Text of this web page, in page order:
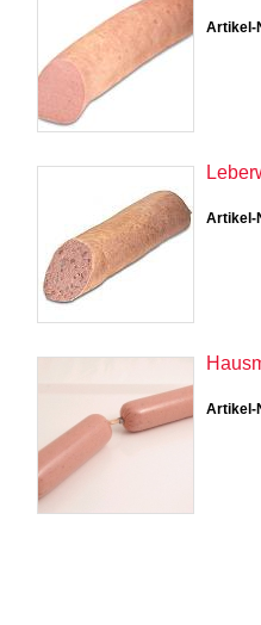
Artikel-
Artikel-
Artikel-